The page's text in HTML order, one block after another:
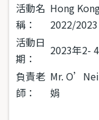
活動名
稱：
Hong
2022/2023
活動日
期：
2023年2-
負責老
師：
Mr.
娟